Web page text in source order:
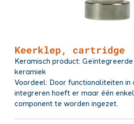
Keerklep, cartridge
Keramisch product:
keramiek
Voordeel: Door functionaliteiten in
integreren hoeft er maar één
component te worden ingezet.